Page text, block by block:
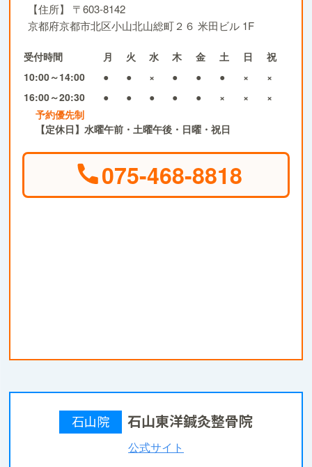
【住所】
〒603-8142
京都府京都市北区小山北山総町２６ 米田ビル 1F
受付時間 月 火 水 木 金 土 日
祝
10:00～14:00
● ● × ● ● ● ×
×
16:00～20:30
● ● ● ● ● × ×
×
予約優先制
【定休日】水曜午前・土曜午後・日曜・祝日
075-468-8818
石山院 石山東洋鍼灸整骨院
公式サイト